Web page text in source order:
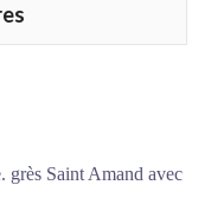
grès Saint Amand avec